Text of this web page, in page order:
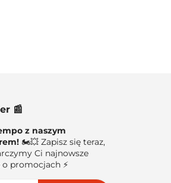
📰
z naszym
🏍️💥 Zapisz się teraz,
Ci najnowsze
promocjach ⚡